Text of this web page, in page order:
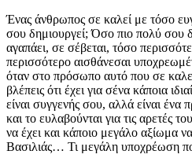
Ένας άνθρωπος σε καλεί με τόσο
σου δημιουργεί; Όσο πιο πολύ σου
αγαπάει, σε σέβεται, τόσο
περισσότερο αισθάνεσαι
όταν στο πρόσωπο αυτό που σε
βλέπεις ότι έχει για σένα κάποια
είναι συγγενής σου, αλλά είναι
και το ευλαβούνται για τις αρετές
να έχει και κάποιο μεγάλο αξίωμα
Βασιλιάς… Τι μεγάλη υποχρέωση